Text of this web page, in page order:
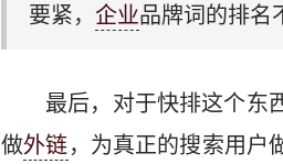
要紧， 企业品牌词的排名
最后，对于快排这个东
做外链 ，为真正的搜索用户